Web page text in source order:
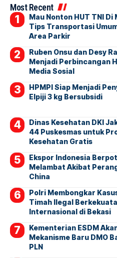
Most Recent
Mau Nonton HUT TNI Di
Tips Transportasi
Area Parkir
Ruben Onsu dan Desy
Menjadi Perbincangan
Media Sosial
HPMPI Siap Menjadi
Elpiji 3 kg Bersubsidi
Dinas Kesehatan DKI
44 Puskesmas untuk
Kesehatan Gratis
Ekspor Indonesia
Melambat Akibat
China
Polri Membongkar
Timah Ilegal
Internasional di Bekasi
Kementerian ESDM
Mekanisme Baru DMO
PLN